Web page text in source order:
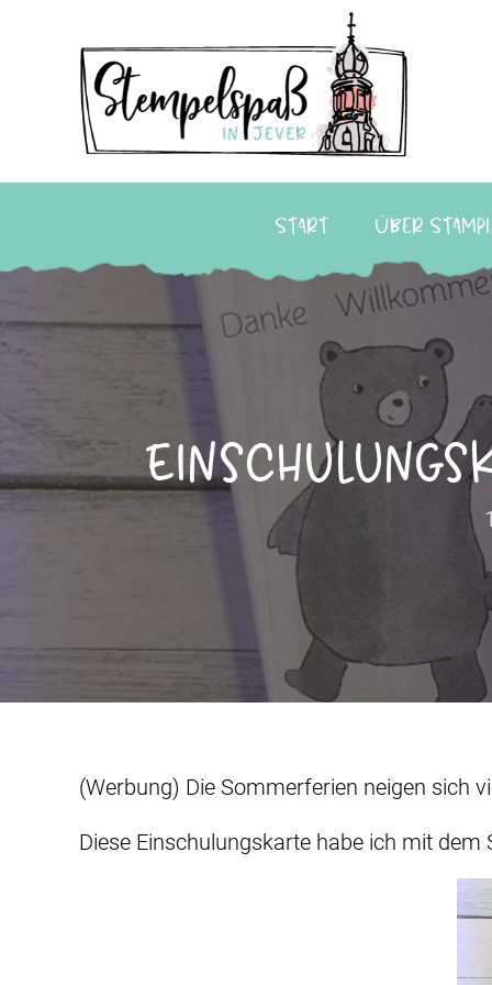
Start Über
(Werbung) Die Sommerferien neigen sich
Diese Einschulungskarte habe ich mit dem